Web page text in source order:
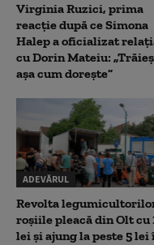
Virginia Ruzici, prima
reacție după ce Simona
Halep a oficializat
cu Dorin Mateiu:
așa cum dorește”
ADEVĂRUL
Revolta
roșiile pleacă din Olt cu
lei și ajung la peste 5 lei